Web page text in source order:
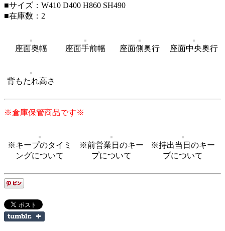
■サイズ：W410 D400 H860 SH490
■在庫数：2
座面奥幅 座面手前幅 座面側奥行 座面中央奥行
背もたれ高さ
※倉庫保管商品です※
※キープのタイミ
ングについて
※前営業日のキー
プについて
※持出当日のキー
プについて